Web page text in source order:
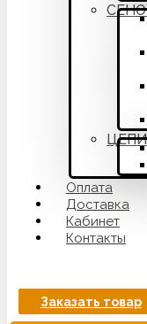
Оплата
Доставка
Кабинет
Контакты
Заказать товар